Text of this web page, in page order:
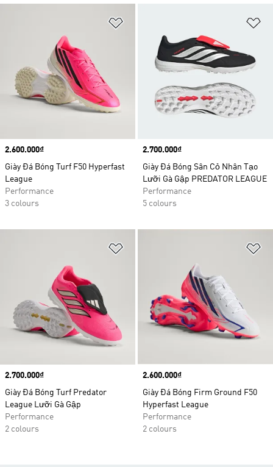
Price
2.600.000₫
Giày Đá Bóng Turf F50 Hyperfast
League
Performance
3 colours
Price
2.700.000₫
Giày Đá Bóng Sân Cỏ Nhân Tạo
Lưỡi Gà Gập PREDATOR LEAGUE
Performance
5 colours
Price
2.700.000₫
Giày Đá Bóng Turf Predator
League Lưỡi Gà Gập
Performance
2 colours
Price
2.600.000₫
Giày Đá Bóng Firm Ground F50
Hyperfast League
Performance
2 colours